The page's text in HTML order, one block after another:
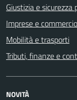
Giustizia e sicurezza
Imprese e commercio
Mobilità e trasporti
Tributi, finanze e
NOVITÀ